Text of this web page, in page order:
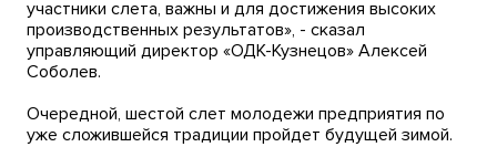
участники слета, важны и для достижения высоких
производственных результатов», - сказал
управляющий директор «ОДК-Кузнецов» Алексей
Соболев.
Очередной, шестой слет молодежи предприятия по
уже сложившейся традиции пройдет будущей зимой.